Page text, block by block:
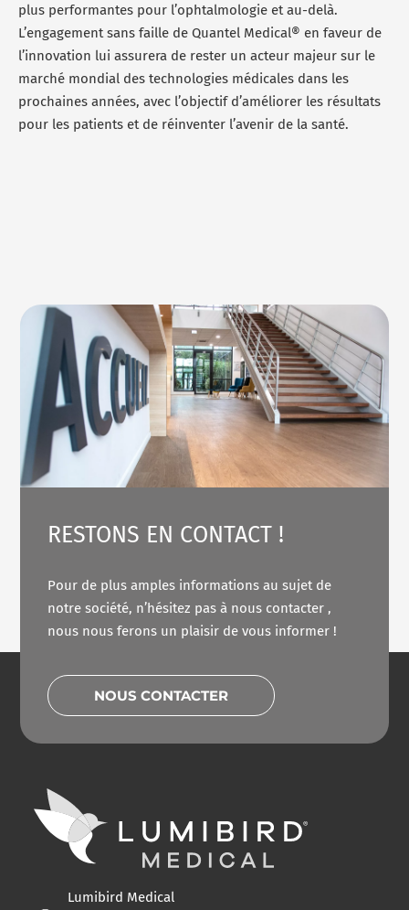
plus performantes pour l’ophtalmologie et au-delà.
L’engagement sans faille de Quantel Medical® en faveur de
l’innovation lui assurera de rester un acteur majeur sur le
marché mondial des technologies médicales dans les
prochaines années, avec l’objectif d’améliorer les résultats
pour les patients et de réinventer l’avenir de la santé.
RESTONS EN CONTACT !
Pour de plus amples informations au sujet de
notre société, n’hésitez pas à nous contacter ,
nous nous ferons un plaisir de vous informer !
NOUS CONTACTER
Lumibird Medical